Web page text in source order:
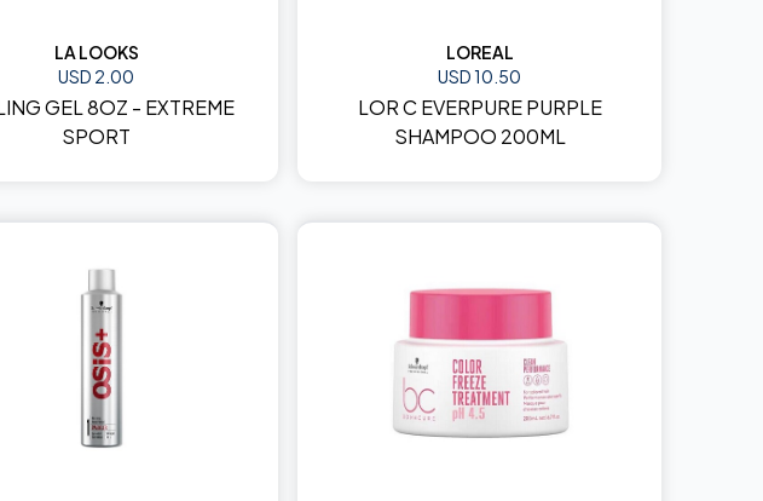
LA LOOKS
USD 2.00
GEL 8OZ - EXTREME
SPORT
LOREAL
USD 10.50
LOR C EVERPURE PURPLE
SHAMPOO 200ML